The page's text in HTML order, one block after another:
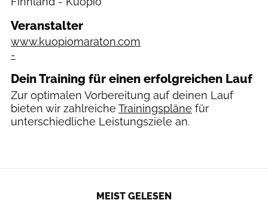
Veranstalter
www.kuopiomaraton.com
-
Dein Training für einen erfolgreichen Lauf
Zur optimalen Vorbereitung auf deinen Lauf
bieten wir zahlreiche Trainingspläne für
unterschiedliche Leistungsziele an.
MEIST GELESEN